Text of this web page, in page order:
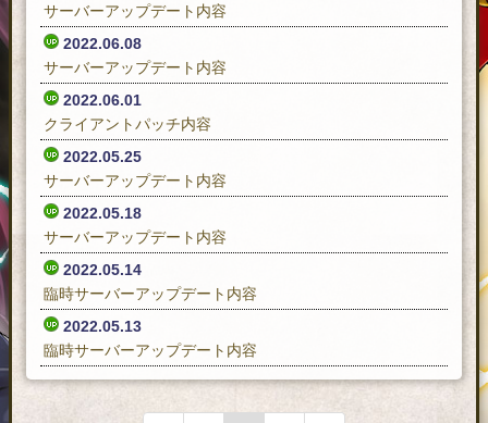
サーバーアップデート内容
2022.06.08
サーバーアップデート内容
2022.06.01
クライアントパッチ内容
2022.05.25
サーバーアップデート内容
2022.05.18
サーバーアップデート内容
2022.05.14
臨時サーバーアップデート内容
2022.05.13
臨時サーバーアップデート内容